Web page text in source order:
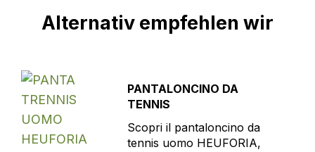
Alternativ empfehlen wir
PANTALONCINO DA
TENNIS
Scopri il pantaloncino da
tennis uomo HEUFORIA,